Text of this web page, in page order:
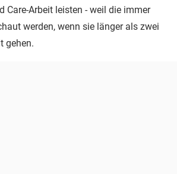
Care-Arbeit leisten - weil die immer
werden, wenn sie länger als zwei
gehen.